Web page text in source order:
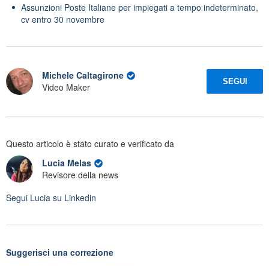
Assunzioni Poste Italiane per impiegati a tempo indeterminato,
cv entro 30 novembre
Michele Caltagirone
Video Maker
SEGUI
Questo articolo è stato curato e verificato da
Lucia Melas
Revisore della news
Segui Lucia su Linkedin
Suggerisci una correzione